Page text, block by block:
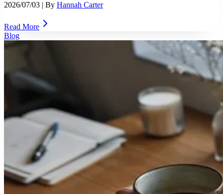
2026/07/03 | By Hannah Carter
Read More
Blog